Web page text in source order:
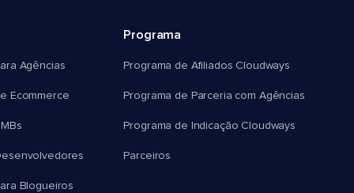
Agências
Ecommerce
Blogueiros
Programa
Programa de Afiliados Cloudways
Programa de Parceria com Agências
Programa de Indicação Cloudways
Parceiros